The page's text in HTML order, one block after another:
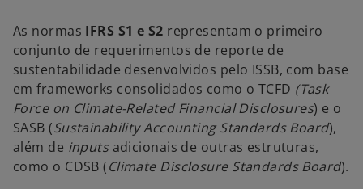
As normas IFRS S1 e S2 representam o primeiro
conjunto de requerimentos de reporte de
sustentabilidade desenvolvidos pelo ISSB, com base
em frameworks consolidados como o TCFD (Task
Force on Climate-Related Financial Disclosures) e o
SASB (Sustainability Accounting Standards Board),
além de inputsadicionais de outras estruturas,
como o CDSB (Climate Disclosure Standards Board).